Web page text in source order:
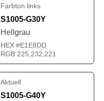
Farbton links
S1005-G30Y
Hellgrau
HEX #E1E8DD
RGB 225,232,221
Aktuell
S1005-G40Y